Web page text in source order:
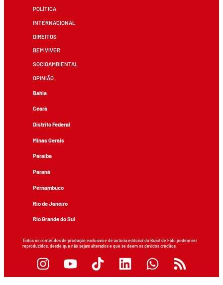
POLÍTICA
INTERNACIONAL
DIREITOS
BEM VIVER
SOCIOAMBIENTAL
OPINIÃO
Bahia
Ceará
Distrito Federal
Minas Gerais
Paraíba
Paraná
Pernambuco
Rio de Janeiro
Rio Grande do Sul
Todos os conteúdos de produção exclusiva e de autoria editorial do Brasil de Fato podem ser
reproduzidos, desde que não sejam alterados e que se deem os devidos créditos.